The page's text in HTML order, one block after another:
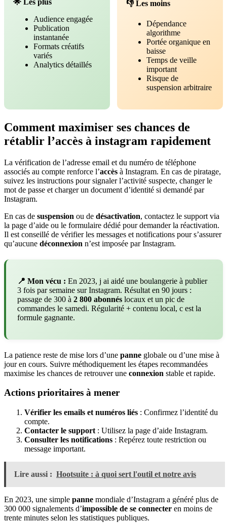
Audience engagée
Publication
instantanée
Formats créatifs
variés
Analytics détaillés
👎 Les moins
Dépendance
algorithme
Portée organique en
baisse
Temps de veille
important
Risque de
suspension arbitraire
Comment maximiser ses chances de
rétablir l’accès à instagram rapidement
La vérification de l’adresse email et du numéro de téléphone
associés au compte renforce l’accès à Instagram. En cas de piratage,
suivez les instructions pour signaler l’activité suspecte, changer le
mot de passe et charger un document d’identité si demandé par
Instagram.
En cas de suspension ou de désactivation, contactez le support via
la page d’aide ou le formulaire dédié pour demander la réactivation.
Il est conseillé de vérifier les messages et notifications pour s’assurer
qu’aucune déconnexion n’est imposée par Instagram.
📍 Mon vécu : En 2023, j ai aidé une boulangerie à publier
3 fois par semaine sur Instagram. Résultat en 90 jours :
passage de 300 à 2 800 abonnés locaux et un pic de
commandes le samedi. Régularité + contenu local, c est la
formule gagnante.
La patience reste de mise lors d’une panne globale ou d’une mise à
jour en cours. Suivre méthodiquement les étapes recommandées
maximise les chances de retrouver une connexion stable et rapide.
Actions prioritaires à mener
Vérifier les emails et numéros liés : Confirmez l’identité du
compte.
Contacter le support : Utilisez la page d’aide Instagram.
Consulter les notifications : Repérez toute restriction ou
message important.
Lire aussi : Hootsuite : à quoi sert l'outil et notre avis
En 2023, une simple panne mondiale d’Instagram a généré plus de
300 000 signalements d’impossible de se connecter en moins de
trente minutes selon les statistiques publiques.